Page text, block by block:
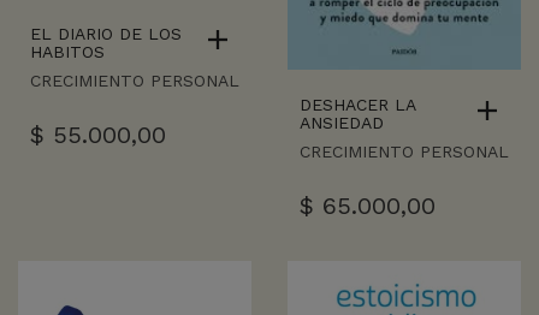
EL DIARIO DE LOS
HABITOS
CRECIMIENTO PERSONAL
$ 55.000,00
DESHACER LA
ANSIEDAD
CRECIMIENTO PERSONAL
$ 65.000,00